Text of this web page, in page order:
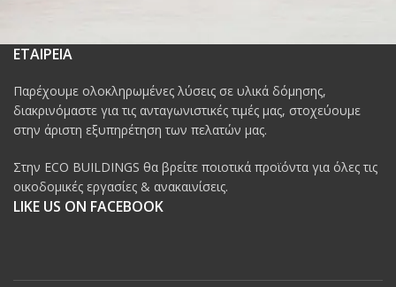
ΕΤΑΙΡΕΙΑ
Παρέχουμε ολοκληρωμένες λύσεις σε υλικά δόμησης,
διακρινόμαστε για τις ανταγωνιστικές τιμές μας, στοχεύουμε
στην άριστη εξυπηρέτηση των πελατών μας.
Στην ECO BUILDINGS θα βρείτε ποιοτικά προϊόντα για όλες τις
οικοδομικές εργασίες & ανακαινίσεις.
LIKE US ON FACEBOOK